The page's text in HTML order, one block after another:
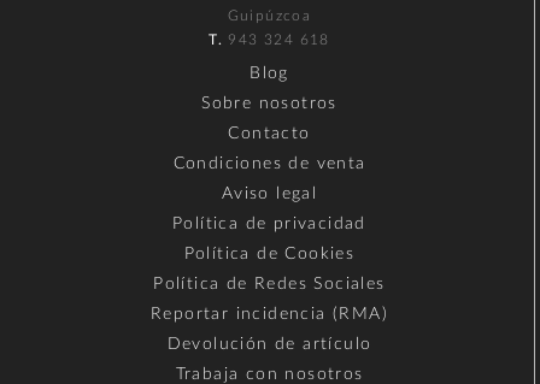
Guipúzcoa
T. 943 324 618
Blog
Sobre nosotros
Contacto
Condiciones de venta
Aviso legal
Política de privacidad
Política de Cookies
Política de Redes Sociales
Reportar incidencia (RMA)
Devolución de artículo
Trabaja con nosotros